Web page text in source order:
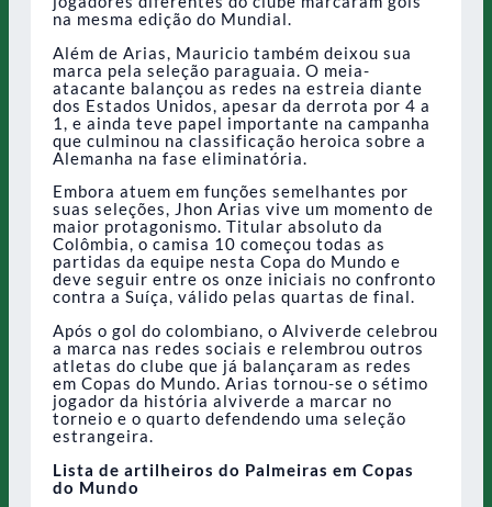
na mesma edição do Mundial.
Além de Arias, Mauricio também deixou sua
marca pela seleção paraguaia. O meia-
atacante balançou as redes na estreia diante
dos Estados Unidos, apesar da derrota por 4 a
1, e ainda teve papel importante na campanha
que culminou na classificação heroica sobre a
Alemanha na fase eliminatória.
Embora atuem em funções semelhantes por
suas seleções, Jhon Arias vive um momento de
maior protagonismo. Titular absoluto da
Colômbia, o camisa 10 começou todas as
partidas da equipe nesta Copa do Mundo e
deve seguir entre os onze iniciais no confronto
contra a Suíça, válido pelas quartas de final.
Após o gol do colombiano, o Alviverde celebrou
a marca nas redes sociais e relembrou outros
atletas do clube que já balançaram as redes
em Copas do Mundo. Arias tornou-se o sétimo
jogador da história alviverde a marcar no
torneio e o quarto defendendo uma seleção
estrangeira.
Lista de artilheiros do Palmeiras em Copas
do Mundo